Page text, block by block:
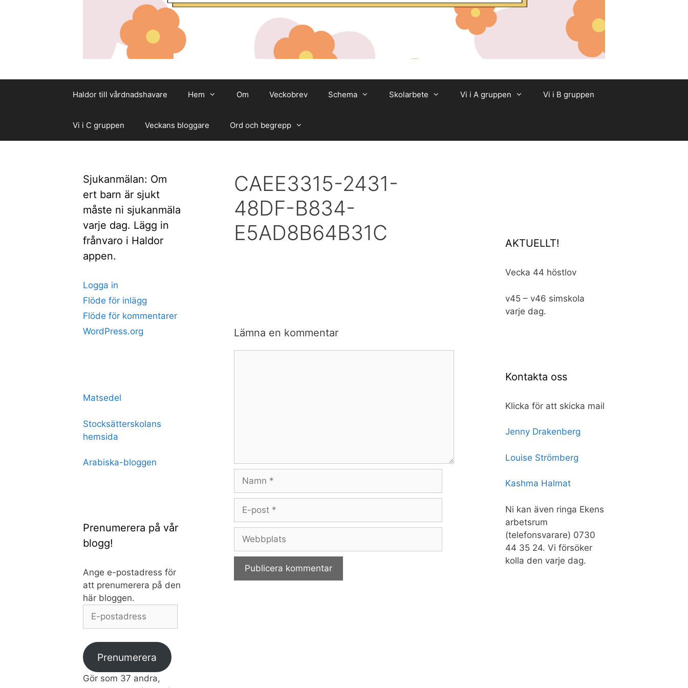
Haldor till vårdnadshavare Hem Om Veckobrev Schema Skolarbete Vi i A gruppen Vi i B gruppen
Vi i C gruppen Veckans bloggare Ord och begrepp
CAEE3315-2431-
48DF-B834-
E5AD8B64B31C
Lämna en kommentar
Namn
Webbplats
Sjukanmälan: Om
ert barn är sjukt
måste ni sjukanmäla
varje dag. Lägg in
frånvaro i Haldor
appen.
Logga in
Flöde för inlägg
Flöde för kommentarer
WordPress.org
Matsedel
Stocksätterskolans
hemsida
Arabiska-bloggen
Prenumerera på vår
blogg!
Ange e-postadress för
att prenumerera på den
här bloggen.
postadress
Prenumerera
Gör som 37 andra,
AKTUELLT!
Vecka 44 höstlov
v45 – v46 simskola
varje dag.
Kontakta oss
Klicka för att skicka mail
Jenny Drakenberg
Louise Strömberg
Kashma Halmat
Ni kan även ringa Ekens
arbetsrum
(telefonsvarare) 0730
44 35 24. Vi försöker
kolla den varje dag.